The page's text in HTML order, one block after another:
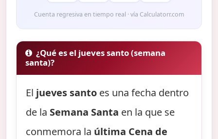
Cuenta regresiva en tiempo real · vía Calculatorr.com
¿Qué es el jueves santo (semana
santa)?
El jueves santo es una fecha dentro
de la Semana Santa en la que se
conmemora la última Cena de